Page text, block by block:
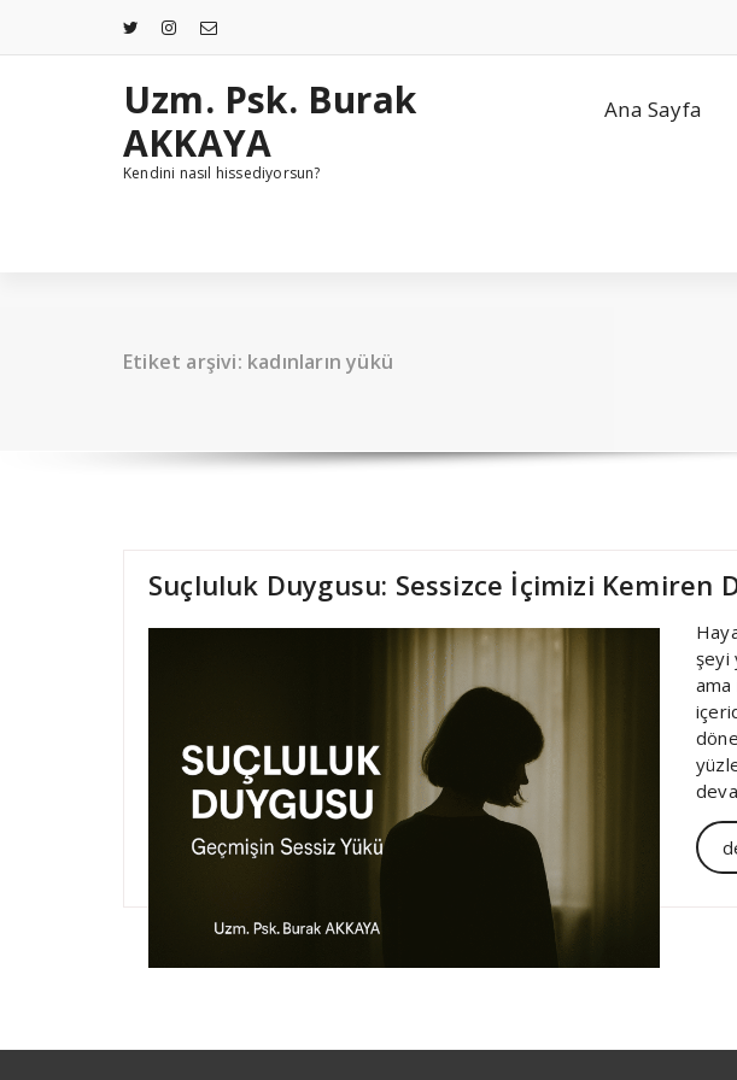
Uzm. Psk. Burak
AKKAYA
Kendini nasıl hissediyorsun?
Ana Sayfa
Etiket arşivi: kadınların yükü
Suçluluk Duygusu: Sessizce İçimizi Kemiren
şeyi
ama